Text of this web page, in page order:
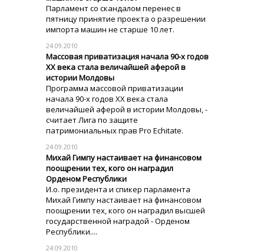
Парламент со скандалом перенес в
пятницу принятие проекта о разрешении
импорта машин не старше 10 лет.
24.09.2010
Массовая приватизация начала 90-х годов
ХХ века стала величайшей аферой в
истории Молдовы
Программа массовой приватизации
начала 90-х годов ХХ века стала
величайшей аферой в истории Молдовы, -
считает Лига по защите
патримониальных прав Pro Echitate.
24.09.2010
Михай Гимпу настаивает на финансовом
поощрении тех, кого он наградил
Орденом Республики
И.о. президента и спикер парламента
Михай Гимпу настаивает на финансовом
поощрении тех, кого он наградил высшей
государственной наградой - Орденом
Республики....
24.09.2010